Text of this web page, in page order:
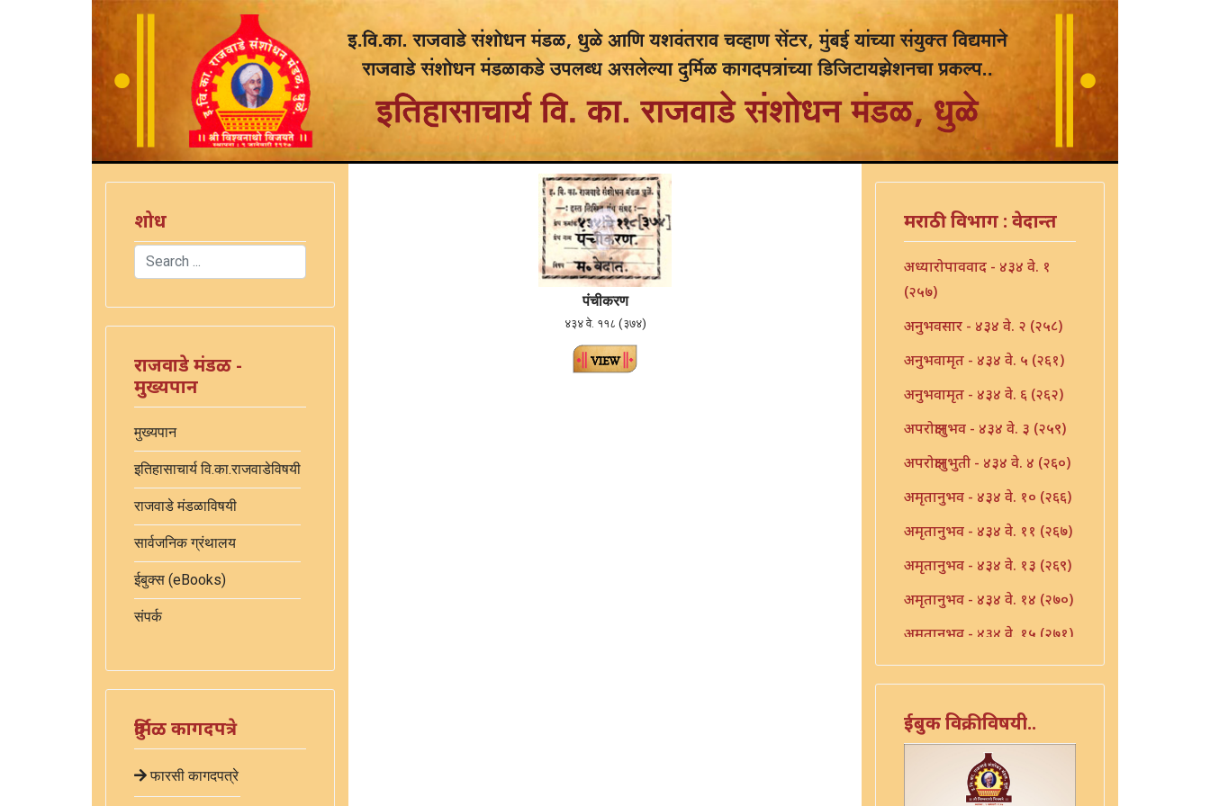
शोध
Search
राजवाडे मंडळ -
मुख्यपान
मुख्यपान
इतिहासाचार्य वि.का.राजवाडेविषयी
राजवाडे मंडळाविषयी
सार्वजनिक ग्रंथालय
ईबुक्स (eBooks)
संपर्क
दुर्मिळ कागदपत्रे
फारसी कागदपत्रे
पंचीकरण
४३४ वे. ११८ (३७४)
मराठी विभाग : वेदान्त
अध्यारोपाववाद - ४३४ वे. १
(२५७)
अनुभवसार - ४३४ वे. २ (२५८)
अनुभवामृत - ४३४ वे. ५ (२६१)
अनुभवामृत - ४३४ वे. ६ (२६२)
अपरोक्षानुभव - ४३४ वे. ३ (२५९)
अपरोक्षानुभुती - ४३४ वे. ४ (२६०)
अमृतानुभव - ४३४ वे. १० (२६६)
अमृतानुभव - ४३४ वे. ११ (२६७)
अमृतानुभव - ४३४ वे. १३ (२६९)
अमृतानुभव - ४३४ वे. १४ (२७०)
अमृतानुभव - ४३४ वे. १५ (२७१)
अमृतानुभव - ४३४ वे. १६ (२७२)
अमृतानुभव - ४३४ वे. ८ (२६४)
अमृतानुभव - ४३४ वे. ९ (२६५)
ईबुक विक्रीविषयी..